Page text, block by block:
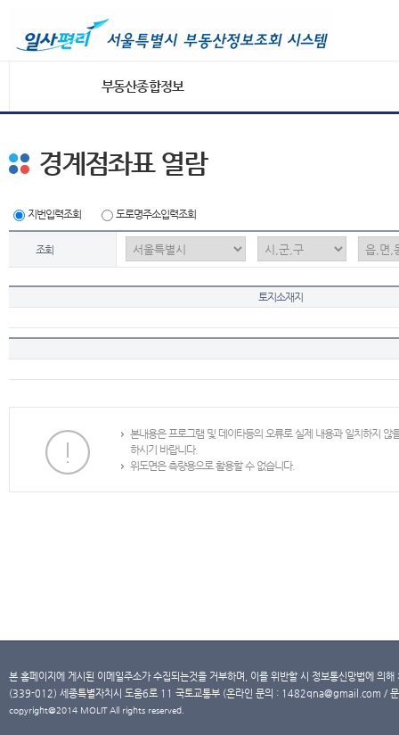
부동산종합정보
경계점좌표 열람
지번입력조회 도로명주소입력조회
조회
토지소재지
본내용은 프로그램 및 데이타등의 오류로 실제 내용과 일치하지
하시기 바랍니다.
위도면은 측량용으로 활용할 수 없습니다.
본 홈페이지에 게시된 이메일주소가 수집되는것을 거부하며, 이를 위반할 시 정보통신망법에 의
(339-012) 세종특별자치시 도움6로 11 국토교통부 (온라인 문의 : 1482qna@gmail.com /
copyright@2014 MOLIT All rights reserved.